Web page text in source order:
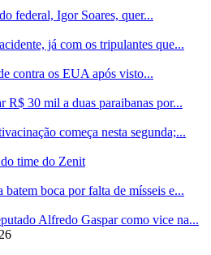
federal, Igor Soares, quer...
já com os tripulantes que...
contra os EUA após visto...
R$ 30 mil a duas paraibanas por...
começa nesta segunda;...
time do Zenit
boca por falta de mísseis e...
Alfredo Gaspar como vice na...